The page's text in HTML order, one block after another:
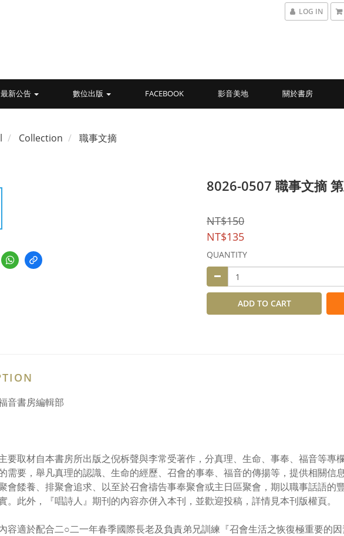
LOG IN
最新公告 數位出版 FACEBOOK 影音美地 關於書房
Collection 職事文摘
8026-0507 職事文摘
NT$150
NT$135
QUANTITY
ADD TO CART
音書房編輯部
要取材自本書房所出版之倪柝聲與李常受著作，分真理、生命、事奉、福音等專
需要，舉凡真理的認識、生命的經歷、召會的事奉、福音的傳揚等，提供相關信
會餧養、排聚會追求、以至於召會禱告事奉聚會或主日區聚會，期以職事話語的
。此外，『唱詩人』期刊的內容亦併入本刊，並歡迎投稿，詳情見本刊版權頁。
容適於配合二○二一年春季國際長老及負責弟兄訓練『召會生活之恢復極重要的